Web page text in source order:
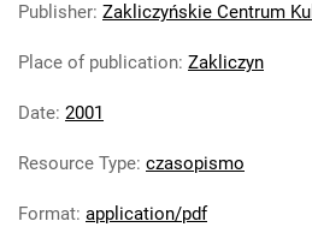
Głosiciel. 2016
Głosiciel. 2017
Głosiciel. 2019
Głosiciel. 2021
Głosiciel. 2022
Publisher: Zakliczyńskie Centrum
Place of publication: Zakliczyn
Date: 2001
Resource Type: czasopismo
Format: application/pdf